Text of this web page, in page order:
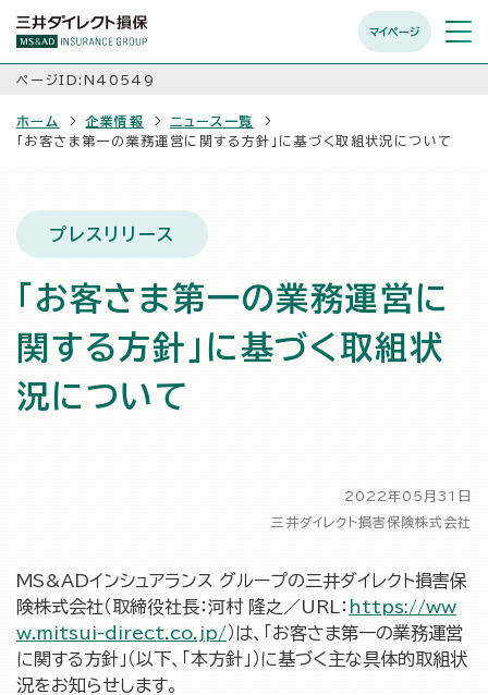
マイページ
メニュ
開く
ページID:N40549
ホーム 企業情報
ニュース一覧
「お客さま第一の業務運営に関する方針」に基づく取組状況について
プレスリリース
「お客さま第一の業務運営に
関する方針」に基づく取組状
況について
2022年05月31日
三井ダイレクト損害保険株式会社
MS&ADインシュアランス グループの三井ダイレクト損害保
険株式会社（取締役社長：河村 隆之／URL： https://ww
w.mitsui-direct.co.jp/ ）は、「お客さま第一の業務運営
に関する方針」（以下、「本方針」）に基づく主な具体的取組状
況をお知らせします。